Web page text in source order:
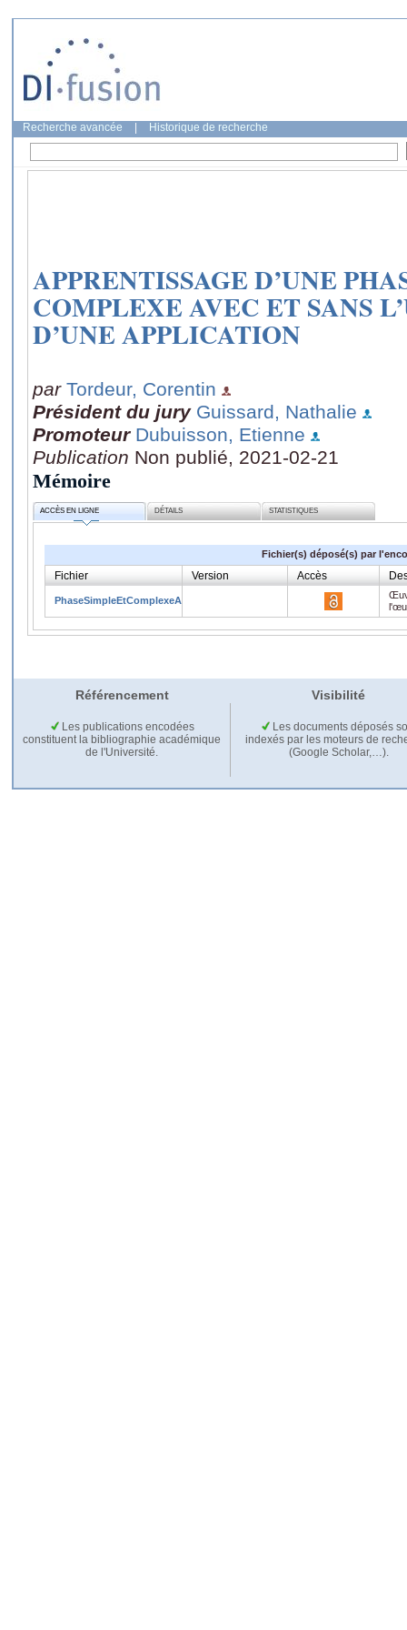
Recherche avancée Historique de recherche
APPRENTISSAGE D’UNE
COMPLEXE AVEC ET SANS
D’UNE APPLICATION
par Tordeur, Corentin
Président du jury Guissard, Nathalie
Promoteur Dubuisson, Etienne
Publication Non publié, 2021-02-21
Mémoire
ACCÈS EN LIGNE DÉTAILS STATISTIQUES
Fichier(s) déposé(s) par
Fichier Version Accès
PhaseSimpleEtComplexeApplication.pdf
Référencement Visibilité
Les publications encodées
constituent la bibliographie académique
de l'Université.
Les documents déposés
indexés par les moteurs de
(Google Scholar,…).